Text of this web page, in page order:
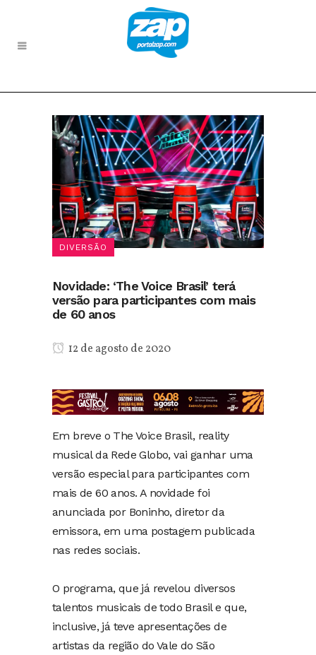
DIVERSÃO
Novidade: ‘The Voice Brasil’ terá
versão para participantes com mais
de 60 anos
12 de agosto de 2020
Em breve o The Voice Brasil, reality
musical da Rede Globo, vai ganhar uma
versão especial para participantes com
mais de 60 anos. A novidade foi
anunciada por Boninho, diretor da
emissora, em uma postagem publicada
nas redes sociais.
O programa, que já revelou diversos
talentos musicais de todo Brasil e que,
inclusive, já teve apresentações de
artistas da região do Vale do São